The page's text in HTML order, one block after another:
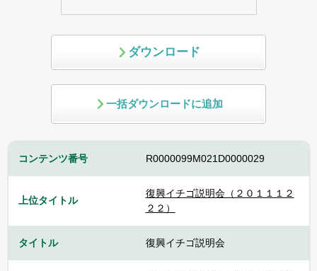
ダウンロード
一括ダウンロードに追加
コンテンツ番号 R0000099M021D0000029
上位タイトル
復興イチゴ説明会（２０１１１２
２２）
タイトル 復興イチゴ説明会